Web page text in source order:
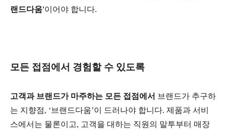
랜드다움'이어야 합니다.
모든 접점에서 경험할 수 있도록
고객과 브랜드가 마주하는 모든 접점에서 브랜드가 추구하
는 지향점, ‘브랜드다움’이 드러나야 합니다. 제품과 서비
스에서는 물론이고, 고객을 대하는 직원의 말투부터 매장